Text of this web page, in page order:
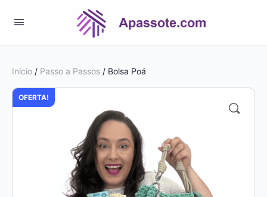
Início / Passo a Passos / Bolsa Poá
OFERTA!